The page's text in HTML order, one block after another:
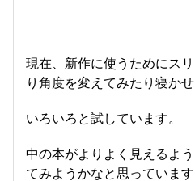
現在、新作に使うためにス
り角度を変えてみたり寝か
いろいろと試しています。
中の本がよりよく見えるよ
てみようかなと思っています